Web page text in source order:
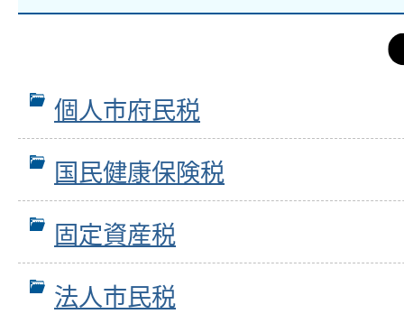
個人市府民税
国民健康保険税
固定資産税
法人市民税